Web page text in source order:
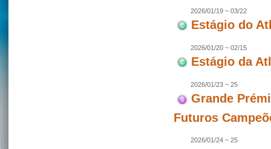
2026/01/19 ~ 03/22
Estágio do
2026/01/20 ~ 02/15
Estágio da
2026/01/23 ~ 25
Grande
Futuros
2026/01/24 ~ 25